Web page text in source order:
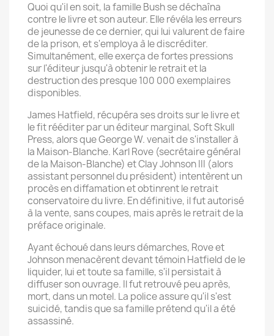
Quoi qu'il en soit, la famille Bush se déchaîna
contre le livre et son auteur. Elle révéla les erreurs
de jeunesse de ce dernier, qui lui valurent de faire
de la prison, et s'employa à le discréditer.
Simultanément, elle exerça de fortes pressions
sur l'éditeur jusqu'à obtenir le retrait et la
destruction des presque 100 000 exemplaires
disponibles.
James Hatfield, récupéra ses droits sur le livre et
le fit rééditer par un éditeur marginal, Soft Skull
Press, alors que George W. venait de s'installer à
la Maison-Blanche. Karl Rove (secrétaire général
de la Maison-Blanche) et Clay Johnson III (alors
assistant personnel du président) intentèrent un
procès en diffamation et obtinrent le retrait
conservatoire du livre. En définitive, il fut autorisé
à la vente, sans coupes, mais après le retrait de la
préface originale.
Ayant échoué dans leurs démarches, Rove et
Johnson menacèrent devant témoin Hatfield de le
liquider, lui et toute sa famille, s'il persistait à
diffuser son ouvrage. Il fut retrouvé peu après,
mort, dans un motel. La police assure qu'il s'est
suicidé, tandis que sa famille prétend qu'il a été
assassiné.